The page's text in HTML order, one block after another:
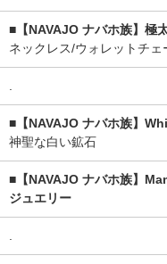
■【NAVAJO ナバホ族】極
ネックレス/ウォレットチェ
■【NAVAJO ナバホ族】
神聖な白い鉱石
■【NAVAJO ナバホ族】
ジュエリー